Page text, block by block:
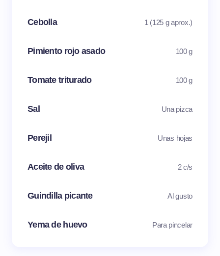
Cebolla 1 (125 g aprox.)
Pimiento rojo asado 100 g
Tomate triturado 100 g
Sal Una pizca
Perejil Unas hojas
Aceite de oliva 2 c/s
Guindilla picante Al gusto
Yema de huevo Para pincelar